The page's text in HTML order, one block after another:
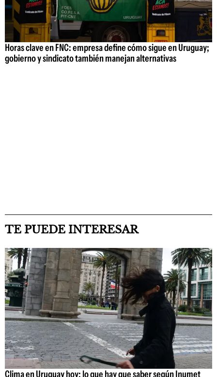
Horas clave en FNC: empresa define cómo sigue en Uruguay;
gobierno y sindicato también manejan alternativas
TE PUEDE INTERESAR
Clima en Uruguay hoy: lo que hay que saber según Inumet